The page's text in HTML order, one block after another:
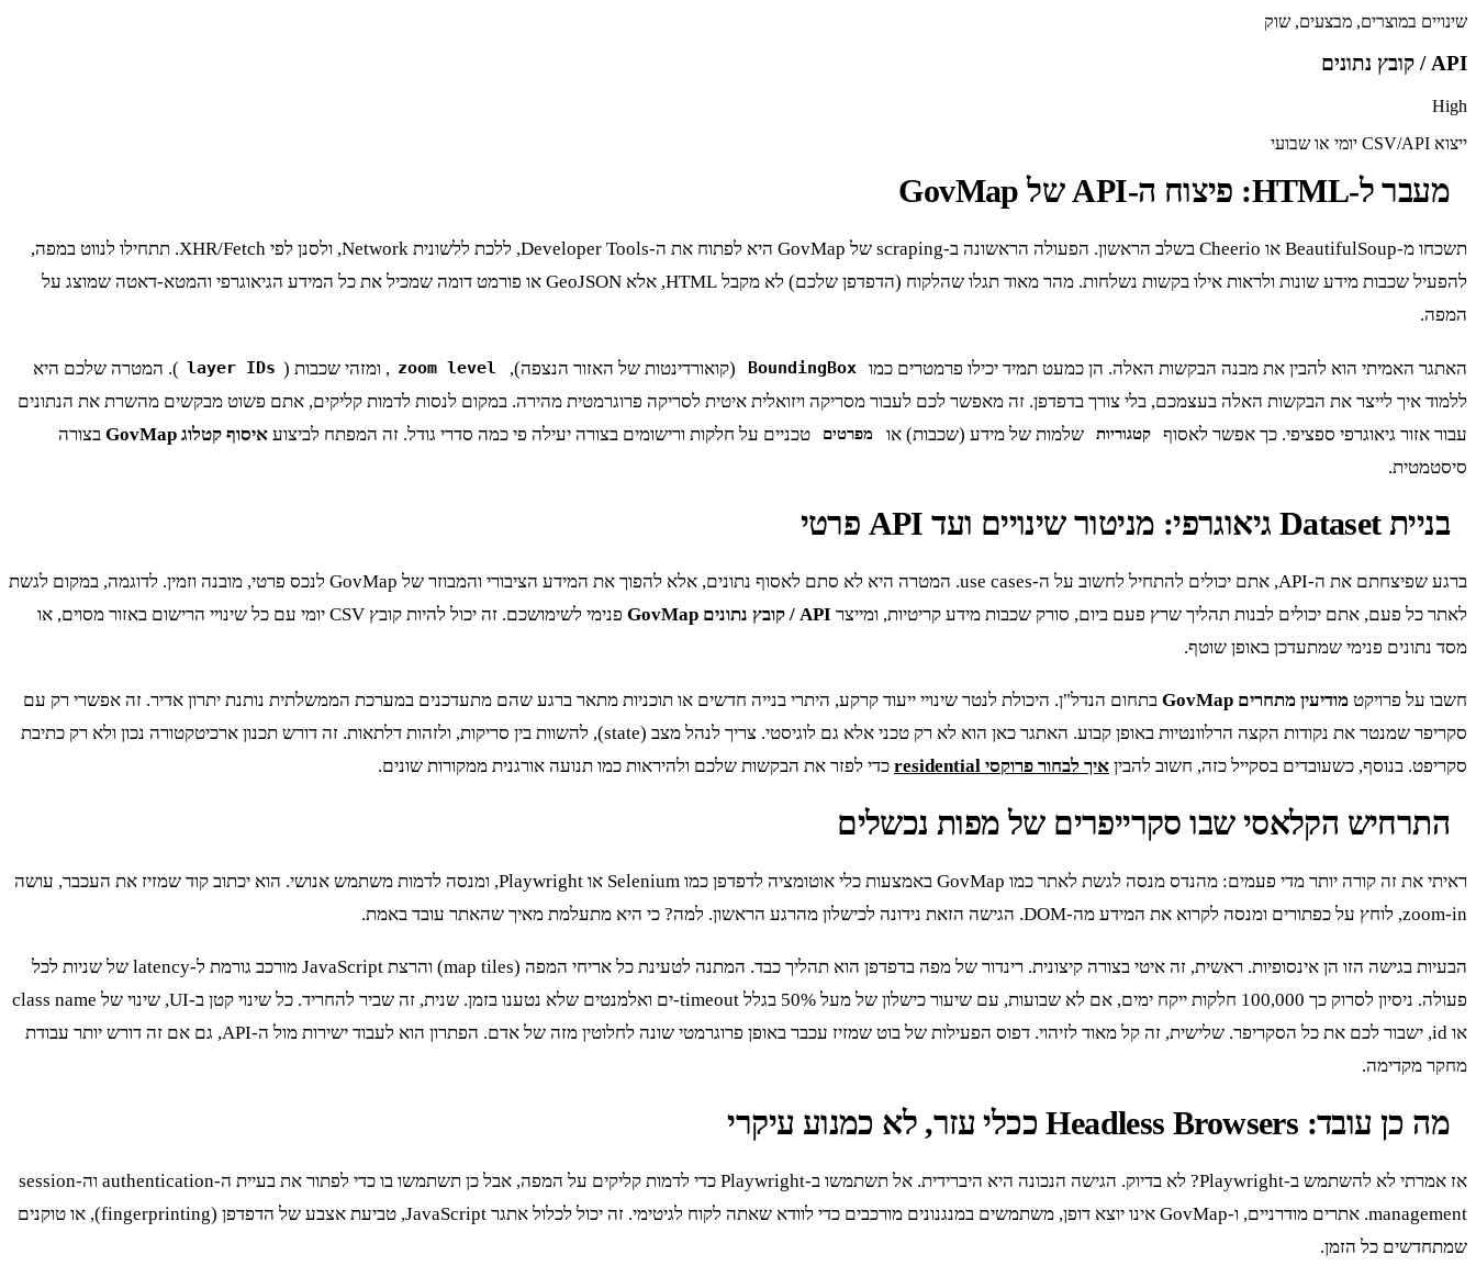
שינויים במוצרים, מבצעים, שוק
API / קובץ נתונים
High
ייצוא CSV/API יומי או שבועי
מעבר ל-HTML: פיצוח ה-API של GovMap
תשכחו מ-BeautifulSoup או Cheerio בשלב הראשון. הפעולה הראשונה ב-scraping של GovMap היא לפתוח את ה-Developer Tools, ללכת ללשונית Network, ולסנן לפי XHR/Fetch. תתחילו לנווט במפה,
להפעיל שכבות מידע שונות ולראות אילו בקשות נשלחות. מהר מאוד תגלו שהלקוח (הדפדפן שלכם) לא מקבל HTML, אלא GeoJSON או פורמט דומה שמכיל את כל המידע הגיאוגרפי והמטא-דאטה שמוצג על
המפה.
האתגר האמיתי הוא להבין את מבנה הבקשות האלה. הן כמעט תמיד יכילו פרמטרים כמו BoundingBox (קואורדינטות של האזור הנצפה), zoom level , ומזהי שכבות ( layer IDs ). המטרה שלכם היא
ללמוד איך לייצר את הבקשות האלה בעצמכם, בלי צורך בדפדפן. זה מאפשר לכם לעבור מסריקה ויזואלית איטית לסריקה פרוגרמטית מהירה. במקום לנסות לדמות קליקים, אתם פשוט מבקשים מהשרת את הנתונים
עבור אזור גיאוגרפי ספציפי. כך אפשר לאסוף
קטגוריות שלמות של מידע (שכבות) או מפרטים טכניים על חלקות ורישומים בצורה יעילה פי כמה סדרי גודל. זה המפתח לביצוע איסוף קטלוג GovMap
בצורה
סיסטמטית.
בניית Dataset גיאוגרפי: מניטור שינויים ועד API פרטי
ברגע שפיצחתם את ה-API, אתם יכולים להתחיל לחשוב על ה-use cases. המטרה היא לא סתם לאסוף נתונים, אלא להפוך את המידע הציבורי והמבוזר של GovMap לנכס פרטי, מובנה וזמין. לדוגמה, במקום לגשת
לאתר כל פעם, אתם יכולים לבנות תהליך שרץ פעם ביום, סורק שכבות מידע קריטיות, ומייצר API / קובץ נתונים GovMap
פנימי לשימושכם. זה יכול להיות קובץ CSV יומי עם כל שינויי הרישום באזור מסוים, או
מסד נתונים פנימי שמתעדכן באופן שוטף.
חשבו על פרויקט מודיעין מתחרים GovMap
בתחום הנדל"ן. היכולת לנטר שינויי ייעוד קרקע, היתרי בנייה חדשים או תוכניות מתאר ברגע שהם מתעדכנים במערכת הממשלתית נותנת יתרון אדיר. זה אפשרי רק עם
סקריפר שמנטר את נקודות הקצה הרלוונטיות באופן קבוע. האתגר כאן הוא לא רק טכני אלא גם לוגיסטי. צריך לנהל מצב (state), להשוות בין סריקות, ולזהות דלתאות. זה דורש תכנון ארכיטקטורה נכון ולא רק כתיבת
סקריפט. בנוסף, כשעובדים בסקייל כזה, חשוב להבין איך לבחור פרוקסי residential כדי לפזר את הבקשות שלכם ולהיראות כמו תנועה אורגנית ממקורות שונים.
התרחיש הקלאסי שבו סקרייפרים של מפות נכשלים
ראיתי את זה קורה יותר מדי פעמים: מהנדס מנסה לגשת לאתר כמו GovMap באמצעות כלי אוטומציה לדפדפן כמו Selenium או Playwright, ומנסה לדמות משתמש אנושי. הוא יכתוב קוד שמזיז את העכבר, עושה
zoom-in, לוחץ על כפתורים ומנסה לקרוא את המידע מה-DOM. הגישה הזאת נידונה לכישלון מהרגע הראשון. למה? כי היא מתעלמת מאיך שהאתר עובד באמת.
הבעיות בגישה הזו הן אינסופיות. ראשית, זה איטי בצורה קיצונית. רינדור של מפה בדפדפן הוא תהליך כבד. המתנה לטעינת כל אריחי המפה (map tiles) והרצת JavaScript מורכב גורמת ל-latency של שניות לכל
פעולה. ניסיון לסרוק כך 100,000 חלקות ייקח ימים, אם לא שבועות, עם שיעור כישלון של מעל 50% בגלל timeout-ים ואלמנטים שלא נטענו בזמן. שנית, זה שביר להחריד. כל שינוי קטן ב-UI, שינוי של class name
או id, ישבור לכם את כל הסקריפר. שלישית, זה קל מאוד לזיהוי. דפוס הפעילות של בוט שמזיז עכבר באופן פרוגרמטי שונה לחלוטין מזה של אדם. הפתרון הוא לעבוד ישירות מול ה-API, גם אם זה דורש יותר עבודת
מחקר מקדימה.
מה כן עובד: Headless Browsers ככלי עזר, לא כמנוע עיקרי
אז אמרתי לא להשתמש ב-Playwright? לא בדיוק. הגישה הנכונה היא היברידית. אל תשתמשו ב-Playwright כדי לדמות קליקים על המפה, אבל כן תשתמשו בו כדי לפתור את בעיית ה-authentication וה-session
management. אתרים מודרניים, ו-GovMap אינו יוצא דופן, משתמשים במנגנונים מורכבים כדי לוודא שאתה לקוח לגיטימי. זה יכול לכלול אתגר JavaScript, טביעת אצבע של הדפדפן (fingerprinting), או טוקנים
שמתחדשים כל הזמן.